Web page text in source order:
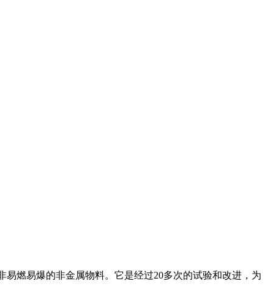
燃易爆的非金属物料。它是经过20多次的试验和改进，为